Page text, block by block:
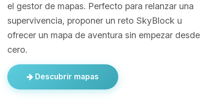
el gestor de mapas. Perfecto para relanzar una
supervivencia, proponer un reto SkyBlock u
ofrecer un mapa de aventura sin empezar desde
cero.
Descubrir mapas